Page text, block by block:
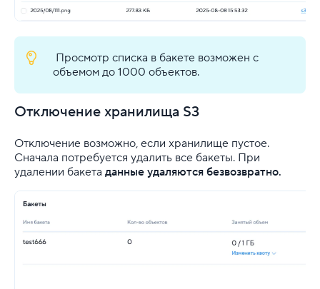
Просмотр списка в бакете возможен с
объемом до 1000 объектов.
Отключение хранилища S3
Отключение возможно, если хранилище пустое.
Сначала потребуется удалить все бакеты. При
удалении бакета данные удаляются безвозвратно.